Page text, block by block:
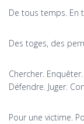
De tous temps. En
Des toges, des
Chercher.
Défendre. Juger.
Pour une victime.